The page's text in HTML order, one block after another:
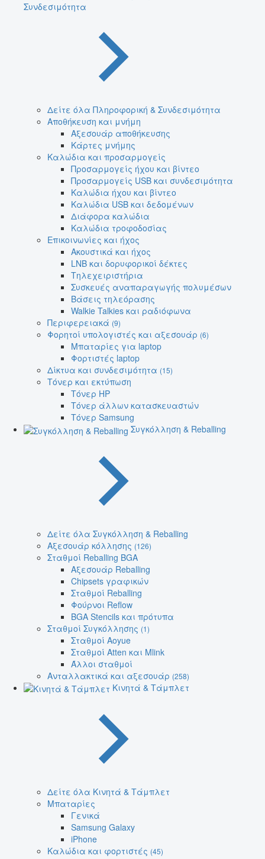
Συνδεσιμότητα
Δείτε όλα Πληροφορική & Συνδεσιμότητα
Αποθήκευση και μνήμη
Αξεσουάρ αποθήκευσης
Κάρτες μνήμης
Καλώδια και προσαρμογείς
Προσαρμογείς ήχου και βίντεο
Προσαρμογείς USB και συνδεσιμότητα
Καλώδια ήχου και βίντεο
Καλώδια USB και δεδομένων
Διάφορα καλώδια
Καλώδια τροφοδοσίας
Επικοινωνίες και ήχος
Ακουστικά και ήχος
LNB και δορυφορικοί δέκτες
Τηλεχειριστήρια
Συσκευές αναπαραγωγής πολυμέσων
Βάσεις τηλεόρασης
Walkie Talkies και ραδιόφωνα
Περιφερειακά (9)
Φορητοί υπολογιστές και αξεσουάρ (6)
Μπαταρίες για laptop
Φορτιστές laptop
Δίκτυα και συνδεσιμότητα (15)
Τόνερ και εκτύπωση
Τόνερ HP
Τόνερ άλλων κατασκευαστών
Τόνερ Samsung
Συγκόλληση & Reballing
Δείτε όλα Συγκόλληση & Reballing
Αξεσουάρ κόλλησης (126)
Σταθμοί Reballing BGA
Αξεσουάρ Reballing
Chipsets γραφικών
Σταθμοί Reballing
Φούρνοι Reflow
BGA Stencils και πρότυπα
Σταθμοί Συγκόλλησης (1)
Σταθμοί Aoyue
Σταθμοί Atten και Mlink
Άλλοι σταθμοί
Ανταλλακτικά και αξεσουάρ (258)
Κινητά & Τάμπλετ
Δείτε όλα Κινητά & Τάμπλετ
Μπαταρίες
Γενικά
Samsung Galaxy
iPhone
Καλώδια και φορτιστές (45)